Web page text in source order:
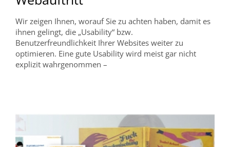
Wir zeigen Ihnen, worauf Sie zu achten haben, damit es
ihnen gelingt, die „Usability“ bzw.
Benutzerfreundlichkeit Ihrer Websites weiter zu
optimieren. Eine gute Usability wird meist gar nicht
explizit wahrgenommen –